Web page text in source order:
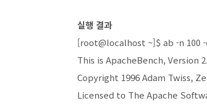
실행 결과
[root@localhost ~]$ ab -n 100 -
This is ApacheBench, Version
Copyright 1996 Adam Twiss,
Licensed to The Apache